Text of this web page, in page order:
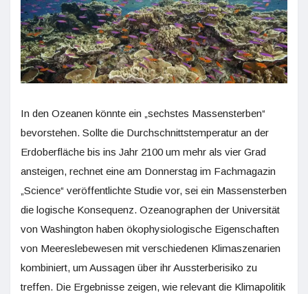
In den Ozeanen könnte ein „sechstes Massensterben“
bevorstehen. Sollte die Durchschnittstemperatur an der
Erdoberfläche bis ins Jahr 2100 um mehr als vier Grad
ansteigen, rechnet eine am Donnerstag im Fachmagazin
„Science“ ver­öffentlichte Studie vor, sei ein Massensterben
die logische Konsequenz. Ozeanographen der Universität
von Washington haben ökophysiologische Eigenschaften
von Meereslebewesen mit verschiedenen Klimaszenarien
kombiniert, um Aussagen über ihr Aussterberisiko zu
treffen. Die Ergebnisse zeigen, wie relevant die Klimapolitik